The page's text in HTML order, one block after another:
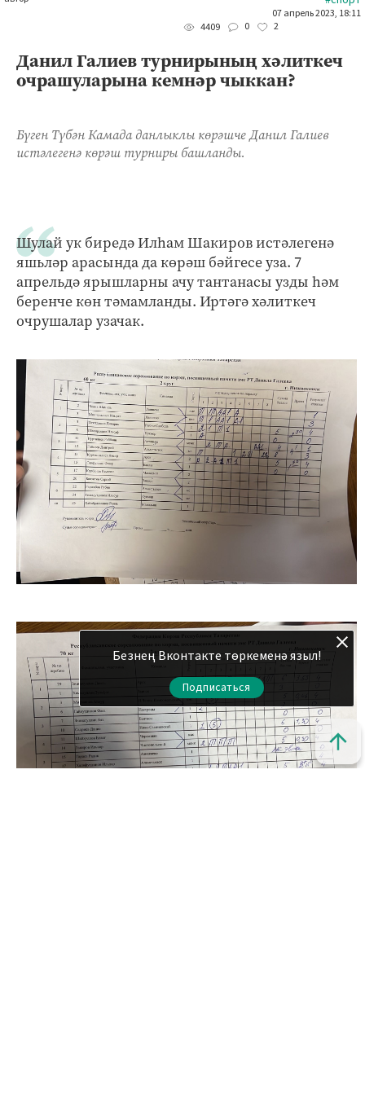
07 апрель 2023, 18:11
4409
0 2
Данил Галиев турнирының хәлиткеч
очрашуларына кемнәр чыккан?
Бүген Түбән Камада данлыклы көрәшче Данил Галиев
истәлегенә көрәш турниры башланды.
Шулай ук биредә Илһам Шакиров истәлегенә
яшьләр арасында да көрәш бәйгесе уза. 7
апрельдә ярышларны ачу тантанасы узды һәм
беренче көн тәмамланды. Иртәгә хәлиткеч
очрушалар узачак.
Безнең Вконтакте төркеменә языл!
Подписаться